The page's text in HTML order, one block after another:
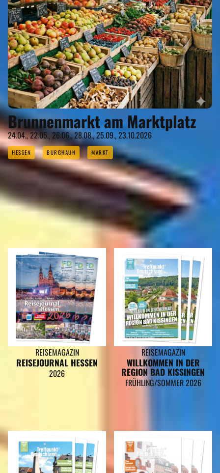
Brunnenmarkt am Marktplatz
24.04., 22.05., 26.06., 28.08., 25.09., 23.10.2026
HESSEN BURGHAUN MARKT
REISEMAGAZINE
IN DIESEN REISEMAGAZINEN FINDEN SIE DEN LANDKREIS FULDA
REISEMAGAZIN
REISEJOURNAL HESSEN
2026
REISEMAGAZIN
WILLKOMMEN IN DER
REGION BAD KISSINGEN
FRÜHLING/SOMMER 2026